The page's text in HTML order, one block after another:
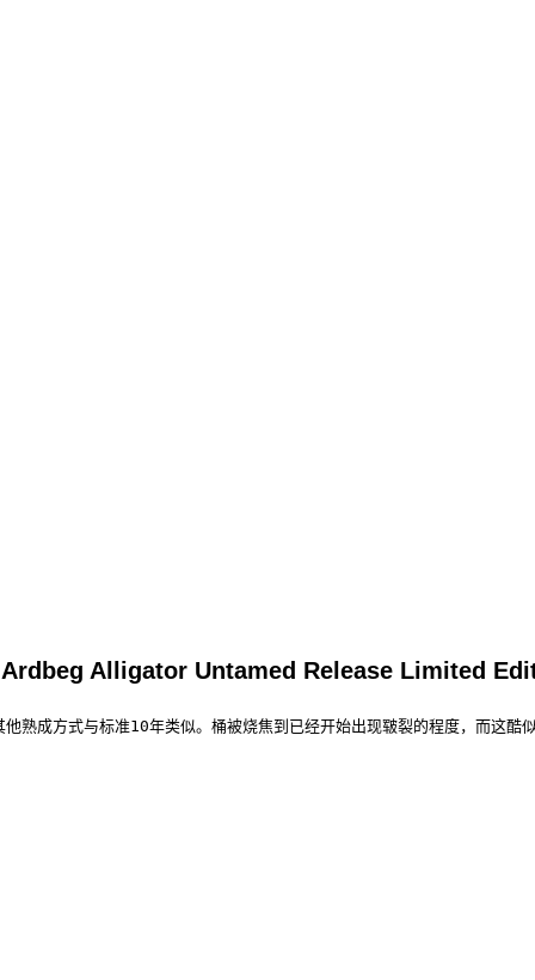
Ardbeg Alligator Untamed Release Limited
熟成方式与标准10年类似。桶被烧焦到已经开始出现皲裂的程度，而这酷